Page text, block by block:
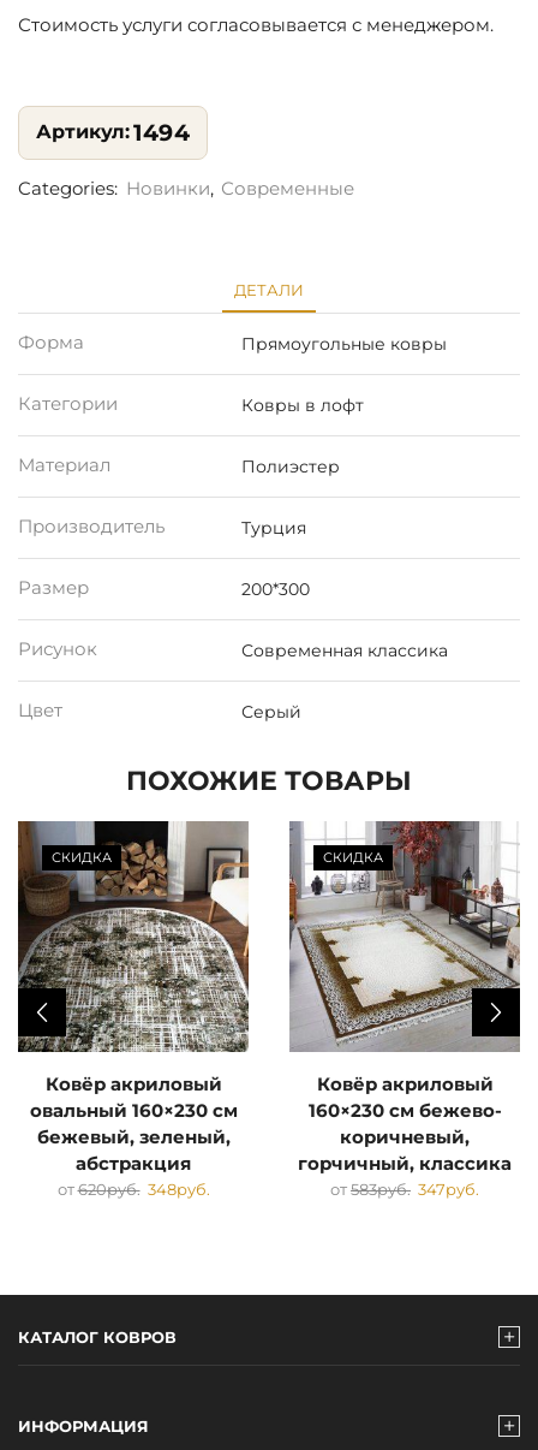
Стоимость услуги согласовывается с менеджером.
1494
Categories: Новинки, Современные
ДЕТАЛИ
Форма Прямоугольные ковры
Категории Ковры в лофт
Материал Полиэстер
Производитель Турция
Размер 200*300
Рисунок Современная классика
Цвет Серый
ПОХОЖИЕ ТОВАРЫ
СКИДКА
Ковёр акриловый
овальный 160×230 см
бежевый, зеленый,
абстракция
от620руб. 348руб.
СКИДКА
Ковёр акриловый
160×230 см бежево-
коричневый,
горчичный, классика
от583руб. 347руб.
КАТАЛОГ КОВРОВ
ИНФОРМАЦИЯ